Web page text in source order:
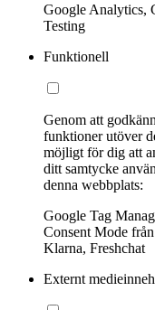
Google Analytics,
Testing
Funktionell
Genom att
funktioner utöver
möjligt för dig att
ditt samtycke
denna webbplats:
Google Tag
Consent Mode
Klarna, Freshchat
Externt